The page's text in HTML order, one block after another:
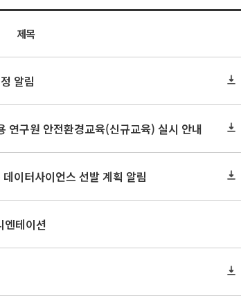
제목
알림
연구원 안전환경교육(신규교육) 실시 안내
이터사이언스 선발 계획 알림
테이션